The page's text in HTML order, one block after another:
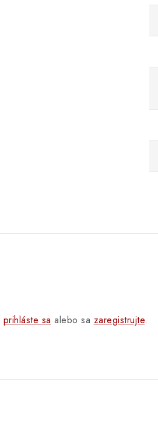
prihláste sa alebo sa zaregistrujte.